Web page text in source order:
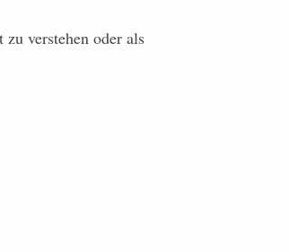
verstehen oder als